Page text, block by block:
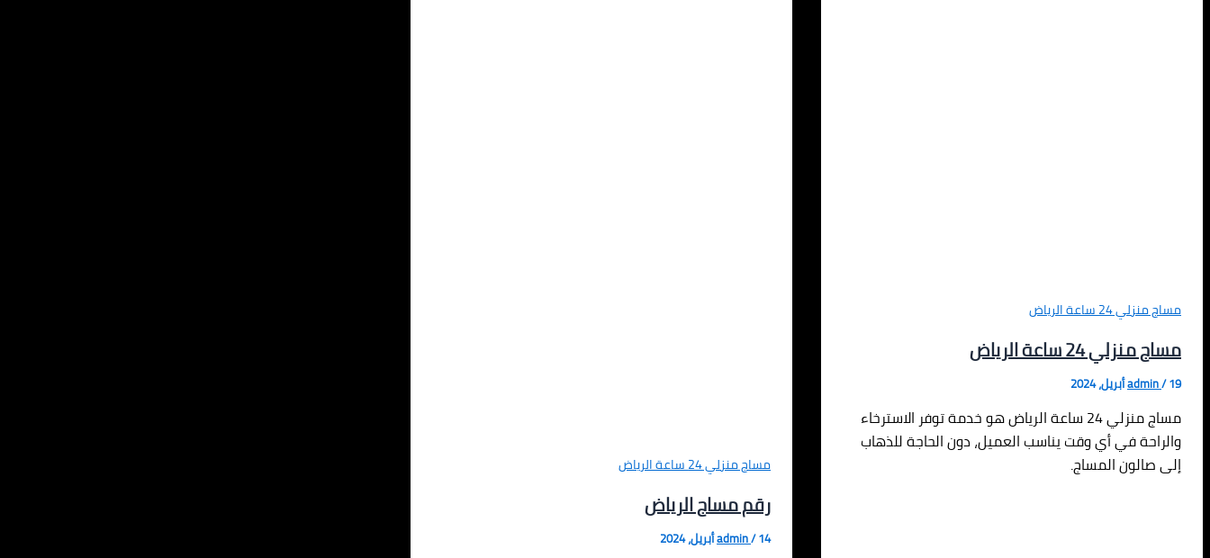
مساج منزلي 24 ساعة الرياض
مساج منزلي 24 ساعة الرياض
admin/19 أبريل، 2024
مساج منزلي 24 ساعة الرياض هو خدمة توفر الاسترخاء
والراحة في أي وقت يناسب العميل، دون الحاجة للذهاب
إلى صالون المساج.
مساج منزلي 24 ساعة الرياض
رقم مساج الرياض
admin/14 أبريل، 2024